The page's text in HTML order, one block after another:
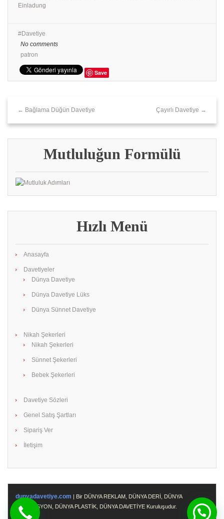
Einladung
Davetiye
No comments
patron
Save
← Bağlama Düğün Davetiye Çayırlı Davetiye →
Mutluluğun Formülü
Hızlı Menü
Anasayfa
Davetiyeler
Dünya Davetiye
Dünya Davetiye Lüks
Dünya Sünnet Davetiye
Nikah Şekerleri
Nikah Şekerleri
Sünnet Şekerleri
Bebek Şekerleri
Davetiye Sözleri
Genel Satış Şartları
Sipariş Ver
İletişim
dunyadavetiye.com | Bir DÜNYA REKLAM, DÜNYA DERİ, DÜNYA
PROMOSYON, DÜNYA PLASTİK, DÜNYA DAVETİYE Kuruluşudur.